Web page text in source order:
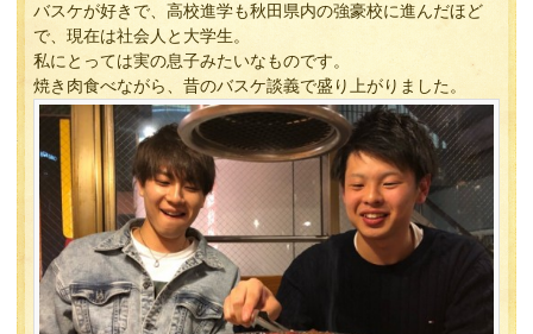
バスケが好きで、高校進学も秋田県内の強豪校に進んだほど
で、現在は社会人と大学生。
私にとっては実の息子みたいなものです。
焼き肉食べながら、昔のバスケ談義で盛り上がりました。